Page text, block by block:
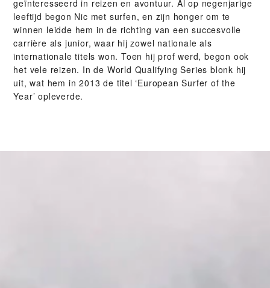
geïnteresseerd in reizen en avontuur. Al op negenjarige
leeftijd begon Nic met surfen, en zijn honger om te
winnen leidde hem in de richting van een succesvolle
carrière als junior, waar hij zowel nationale als
internationale titels won. Toen hij prof werd, begon ook
het vele reizen. In de World Qualifying Series blonk hij
uit, wat hem in 2013 de titel ‘European Surfer of the
Year’ opleverde.